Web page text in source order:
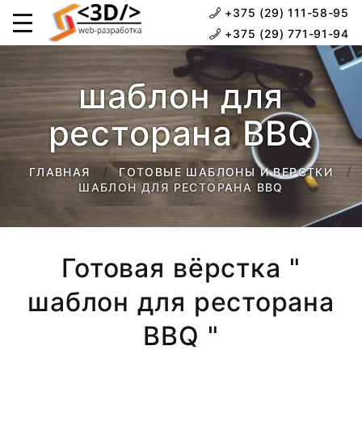
+375 (29) 111-58-95
+375 (29) 771-91-94
шаблон для
ресторана BBQ
ГЛАВНАЯ
ГОТОВЫЕ ШАБЛОНЫ И ВЕРСТКИ
ШАБЛОН ДЛЯ РЕСТОРАНА BBQ
Готовая вёрстка "
шаблон для ресторана
BBQ "